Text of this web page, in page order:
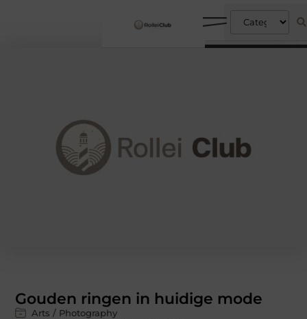
Gouden ringen in huidige mode
Arts / Photography